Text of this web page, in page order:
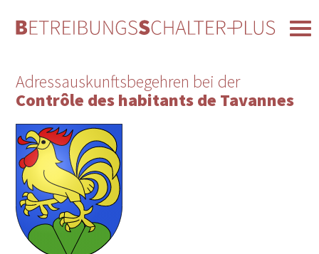
Adressauskunftsbegehren bei der
Contrôle des habitants de Tavannes